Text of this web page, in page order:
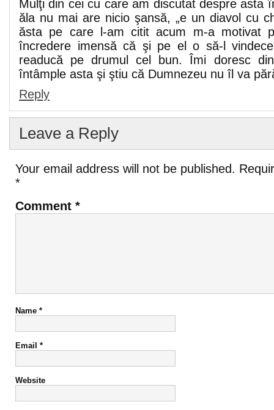
Mulţi din cei cu care am discutat despre asta
ăla nu mai are nicio şansă, „e un diavol cu
ăsta pe care l-am citit acum m-a motivat
încredere imensă că şi pe el o să-l
readucă pe drumul cel bun. Îmi doresc
întâmple asta şi ştiu că Dumnezeu nu îl va
Reply
Leave a Reply
Your email address will not be published.
*
Comment *
Name *
Email *
Website